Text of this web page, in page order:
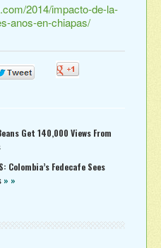
2014/impacto-de-la-
anos-en-chiapas/
Get 140,000 Views From
Colombia’s Fedecafe Sees
» »